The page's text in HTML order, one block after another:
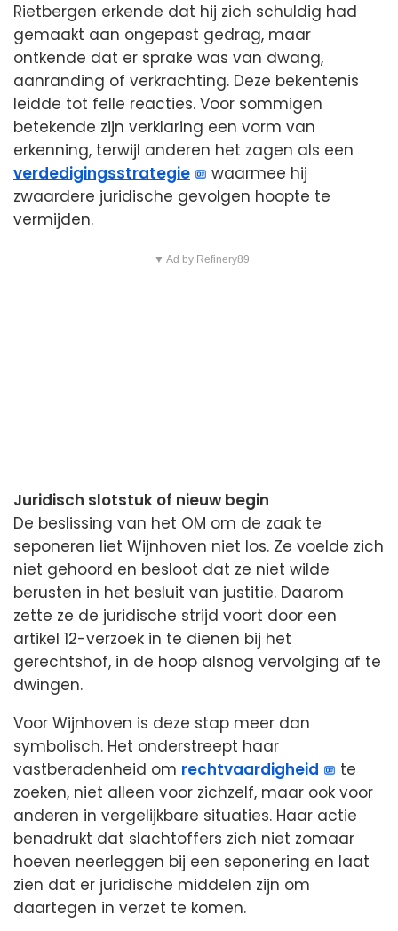
Rietbergen erkende dat hij zich schuldig had
gemaakt aan ongepast gedrag, maar
ontkende dat er sprake was van dwang,
aanranding of verkrachting. Deze bekentenis
leidde tot felle reacties. Voor sommigen
betekende zijn verklaring een vorm van
erkenning, terwijl anderen het zagen als een
verdedigingsstrategie
waarmee hij
zwaardere juridische gevolgen hoopte te
vermijden.
▼ Ad by Refinery89
Juridisch slotstuk of nieuw begin
De beslissing van het OM om de zaak te
seponeren liet Wijnhoven niet los. Ze voelde zich
niet gehoord en besloot dat ze niet wilde
berusten in het besluit van justitie. Daarom
zette ze de juridische strijd voort door een
artikel 12-verzoek in te dienen bij het
gerechtshof, in de hoop alsnog vervolging af te
dwingen.
Voor Wijnhoven is deze stap meer dan
symbolisch. Het onderstreept haar
vastberadenheid om rechtvaardigheid
te
zoeken, niet alleen voor zichzelf, maar ook voor
anderen in vergelijkbare situaties. Haar actie
benadrukt dat slachtoffers zich niet zomaar
hoeven neerleggen bij een seponering en laat
zien dat er juridische middelen zijn om
daartegen in verzet te komen.